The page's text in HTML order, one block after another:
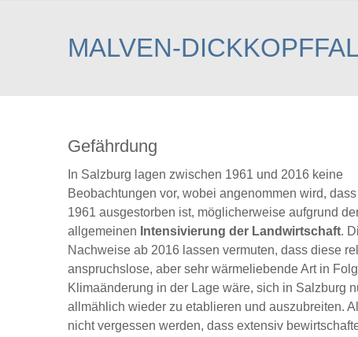
MALVEN-
Gefährdung
In Salzburg lagen zwischen 1961 und 2016 keine
Beobachtungen vor, wobei angenommen wird,
1961 ausgestorben ist, möglicherweise aufgrund
allgemeinen Intensivierung der Landwirtschaft.
Nachweise ab 2016 lassen vermuten, dass diese
anspruchslose, aber sehr wärmeliebende Art in
Klimaänderung in der Lage wäre, sich in Salzburg
allmählich wieder zu etablieren und auszubreiten.
nicht vergessen werden, dass extensiv